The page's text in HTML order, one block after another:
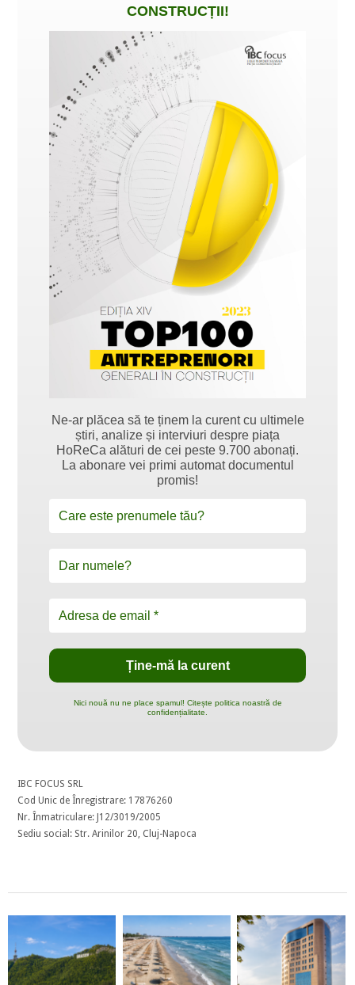
CONSTRUCȚII!
Ne-ar plăcea să te ținem la curent cu ultimele
știri, analize și interviuri despre piața
HoReCa alături de cei peste 9.700 abonați.
La abonare vei primi automat documentul
promis!
Nici nouă nu ne place spamul! Citește politica noastră de
confidențialitate.
IBC FOCUS SRL
Cod Unic de Înregistrare: 17876260
Nr. Înmatriculare: J12/3019/2005
Sediu social: Str. Arinilor 20, Cluj-Napoca